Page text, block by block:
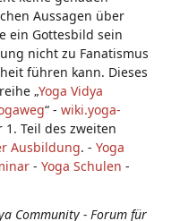
Aussagen über
ein Gottesbild sein
nicht zu Fanatismus
führen kann. Dieses
„Yoga Vidya
“ - wiki.yoga-
1. Teil des zweiten
Ausbildung. - Yoga
- Yoga Schulen -
Community - Forum für